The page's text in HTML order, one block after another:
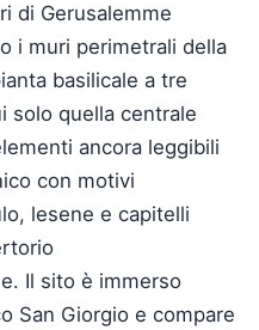
di Gerusalemme
i muri perimetrali della
basilicale a tre
solo quella centrale
ancora leggibili
con motivi
lesene e capitelli
Il sito è immerso
San Giorgio e compare